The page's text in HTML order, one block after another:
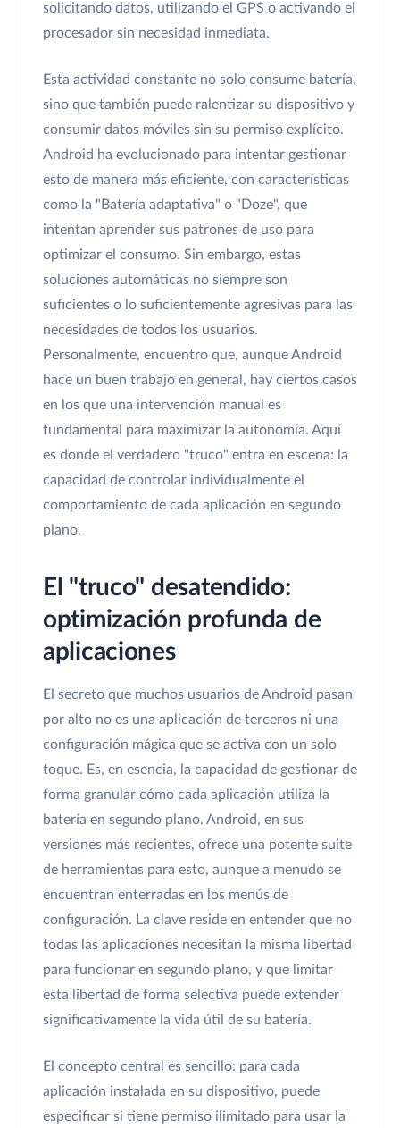
solicitando datos, utilizando el GPS o activando el
procesador sin necesidad inmediata.
Esta actividad constante no solo consume batería,
sino que también puede ralentizar su dispositivo y
consumir datos móviles sin su permiso explícito.
Android ha evolucionado para intentar gestionar
esto de manera más eficiente, con características
como la "Batería adaptativa" o "Doze", que
intentan aprender sus patrones de uso para
optimizar el consumo. Sin embargo, estas
soluciones automáticas no siempre son
suficientes o lo suficientemente agresivas para las
necesidades de todos los usuarios.
Personalmente, encuentro que, aunque Android
hace un buen trabajo en general, hay ciertos casos
en los que una intervención manual es
fundamental para maximizar la autonomía. Aquí
es donde el verdadero "truco" entra en escena: la
capacidad de controlar individualmente el
comportamiento de cada aplicación en segundo
plano.
El "truco" desatendido:
optimización profunda de
aplicaciones
El secreto que muchos usuarios de Android pasan
por alto no es una aplicación de terceros ni una
configuración mágica que se activa con un solo
toque. Es, en esencia, la capacidad de gestionar de
forma granular cómo cada aplicación utiliza la
batería en segundo plano. Android, en sus
versiones más recientes, ofrece una potente suite
de herramientas para esto, aunque a menudo se
encuentran enterradas en los menús de
configuración. La clave reside en entender que no
todas las aplicaciones necesitan la misma libertad
para funcionar en segundo plano, y que limitar
esta libertad de forma selectiva puede extender
significativamente la vida útil de su batería.
El concepto central es sencillo: para cada
aplicación instalada en su dispositivo, puede
especificar si tiene permiso ilimitado para usar la